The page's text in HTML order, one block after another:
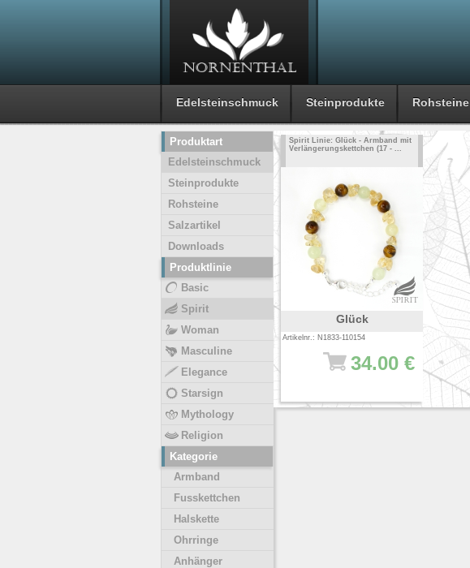
Edelsteinschmuck Steinprodukte Rohsteine
Spirit Linie: Glück - Armband mit
Verlängerungskettchen (17 - ...
Glück
Artikelnr.: N1833-110154
34.00 €
Produktart
Edelsteinschmuck
Steinprodukte
Rohsteine
Salzartikel
Downloads
Produktlinie
Basic
Spirit
Woman
Masculine
Elegance
Starsign
Mythology
Religion
Kategorie
Armband
Fusskettchen
Halskette
Ohrringe
Anhänger